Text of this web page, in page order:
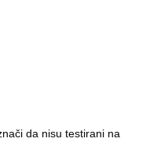
da nisu testirani na